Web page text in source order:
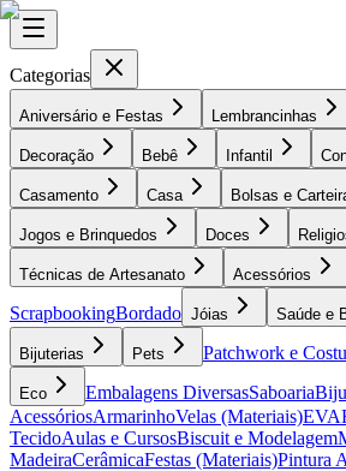
Categorias
Aniversário e Festas Lembrancinhas
Decoração Bebê Infantil
Casamento Casa Bolsas e
Jogos e Brinquedos Doces
Técnicas de Artesanato Acessórios
ScrapbookingBordado Jóias Saúde e
Bijuterias Pets Patchwork e
Eco Embalagens DiversasSaboaria
AcessóriosArmarinhoVelas (Materiais)EVA
TecidoAulas e CursosBiscuit e Modelagem
MadeiraCerâmicaFestas (Materiais)Pintura